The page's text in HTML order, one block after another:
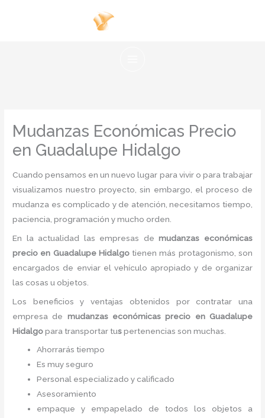
Mudanzas Económicas Precio
en Guadalupe Hidalgo
Cuando pensamos en un nuevo lugar para vivir o para trabajar
visualizamos nuestro proyecto, sin embargo, el proceso de
mudanza es complicado y de atención, necesitamos tiempo,
paciencia, programación y mucho orden.
En la actualidad las empresas demudanzas económicas
precio en Guadalupe Hidalgo tienen más protagonismo, son
encargados de enviar el vehículo apropiado y de organizar
las cosas u objetos.
Los beneficios y ventajas obtenidos por contratar una
empresa de mudanzas económicas precio en Guadalupe
Hidalgopara transportar tuspertenencias son muchas.
Ahorrarás tiempo
Es muy seguro
Personal especializado y calificado
Asesoramiento
empaque y empapelado de todos los objetos a